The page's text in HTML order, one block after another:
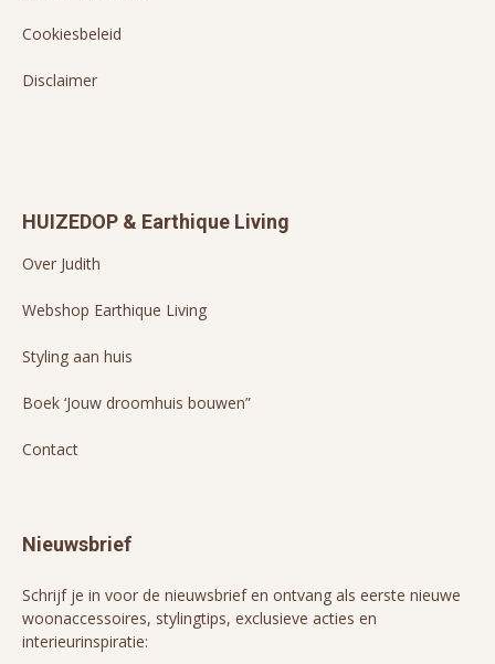
Cookiesbeleid
Disclaimer
HUIZEDOP & Earthique Living
Over Judith
Webshop Earthique Living
Styling aan huis
Boek ‘Jouw droomhuis bouwen”
Contact
Nieuwsbrief
Schrijf je in voor de nieuwsbrief en ontvang als eerste nieuwe
woonaccessoires, stylingtips, exclusieve acties en
interieurinspiratie: